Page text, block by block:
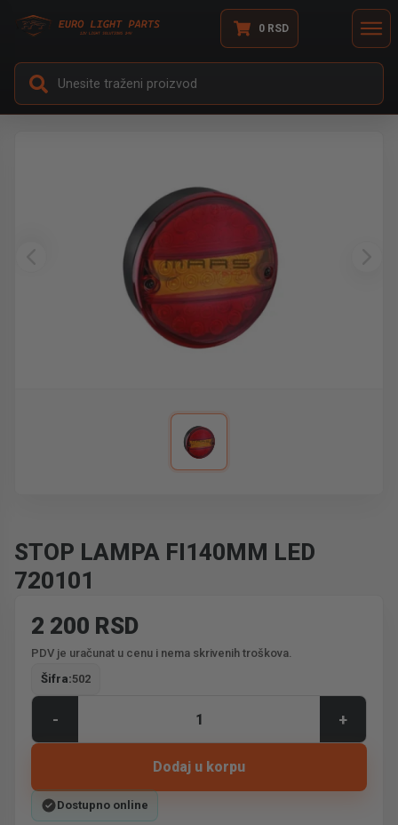
0 RSD
STOP LAMPA FI140MM LED
720101
2 200 RSD
PDV je uračunat u cenu i nema skrivenih troškova.
Šifra:502
- +
Dodaj u korpu
Dostupno online